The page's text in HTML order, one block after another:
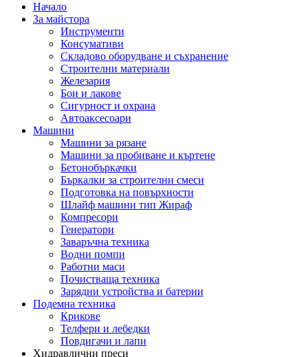
Начало
За майстора
Инструменти
Консумативи
Складово оборудване и съхранение
Строителни материали
Железария
Бои и лакове
Сигурност и охрана
Автоаксесоари
Машини
Машини за рязане
Машини за пробиване и къртене
Бетонобъркачки
Бъркалки за строителни смеси
Подготовка на повърхности
Шлайф машини тип Жираф
Компресори
Генератори
Заваръчна техника
Водни помпи
Работни маси
Почистваща техника
Зарядни устройства и батерии
Подемна техника
Крикове
Телфери и лебедки
Повдигачи и лапи
Хидравлични преси